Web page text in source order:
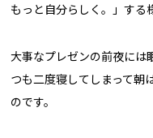
もっと自分らしく。」する
大事なプレゼンの前夜には
つも二度寝してしまって朝
のです。